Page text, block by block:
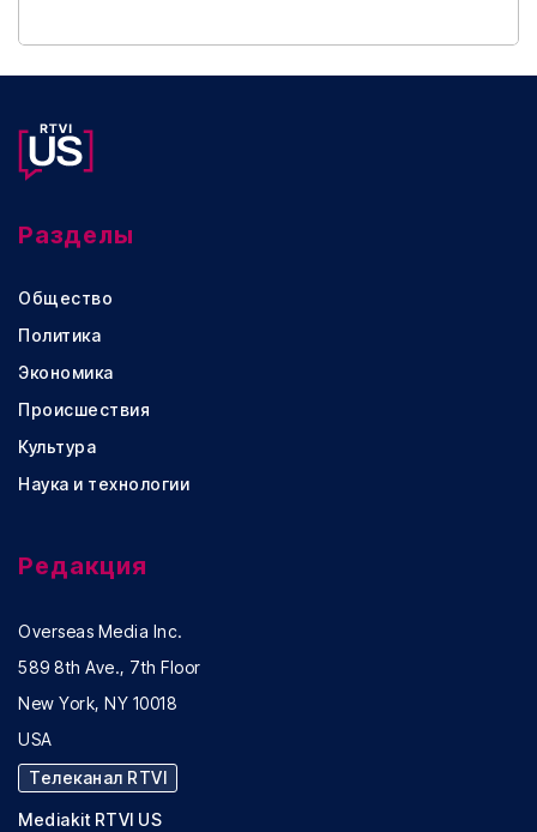
Разделы
Общество
Политика
Экономика
Происшествия
Культура
Наука и технологии
Редакция
Overseas Media Inc.
589 8th Ave., 7th Floor
New York, NY 10018
USA
Телеканал RTVI
Mediakit RTVI US